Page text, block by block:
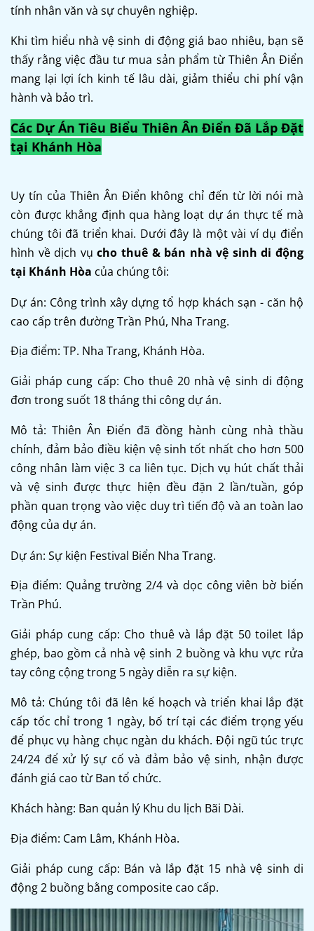
tính nhân văn và sự chuyên nghiệp.
Khi tìm hiểu nhà vệ sinh di động giá bao nhiêu, bạn sẽ
thấy rằng việc đầu tư mua sản phẩm từ Thiên Ân Điển
mang lại lợi ích kinh tế lâu dài, giảm thiểu chi phí vận
hành và bảo trì.
Các Dự Án Tiêu Biểu Thiên Ân Điển Đã Lắp Đặt
tại Khánh Hòa
Uy tín của Thiên Ân Điển không chỉ đến từ lời nói mà
còn được khẳng định qua hàng loạt dự án thực tế mà
chúng tôi đã triển khai. Dưới đây là một vài ví dụ điển
hình về dịch vụcho thuê & bán nhà vệ sinh di động
tại Khánh Hòa của chúng tôi:
Dự án: Công trình xây dựng tổ hợp khách sạn - căn hộ
cao cấp trên đường Trần Phú, Nha Trang.
Địa điểm: TP. Nha Trang, Khánh Hòa.
Giải pháp cung cấp: Cho thuê 20 nhà vệ sinh di động
đơn trong suốt 18 tháng thi công dự án.
Mô tả: Thiên Ân Điển đã đồng hành cùng nhà thầu
chính, đảm bảo điều kiện vệ sinh tốt nhất cho hơn 500
công nhân làm việc 3 ca liên tục. Dịch vụ hút chất thải
và vệ sinh được thực hiện đều đặn 2 lần/tuần, góp
phần quan trọng vào việc duy trì tiến độ và an toàn lao
động của dự án.
Dự án: Sự kiện Festival Biển Nha Trang.
Địa điểm: Quảng trường 2/4 và dọc công viên bờ biển
Trần Phú.
Giải pháp cung cấp: Cho thuê và lắp đặt 50 toilet lắp
ghép, bao gồm cả nhà vệ sinh 2 buồng và khu vực rửa
tay công cộng trong 5 ngày diễn ra sự kiện.
Mô tả: Chúng tôi đã lên kế hoạch và triển khai lắp đặt
cấp tốc chỉ trong 1 ngày, bố trí tại các điểm trọng yếu
để phục vụ hàng chục ngàn du khách. Đội ngũ túc trực
24/24 để xử lý sự cố và đảm bảo vệ sinh, nhận được
đánh giá cao từ Ban tổ chức.
Khách hàng: Ban quản lý Khu du lịch Bãi Dài.
Địa điểm: Cam Lâm, Khánh Hòa.
Giải pháp cung cấp: Bán và lắp đặt 15 nhà vệ sinh di
động 2 buồng bằng composite cao cấp.